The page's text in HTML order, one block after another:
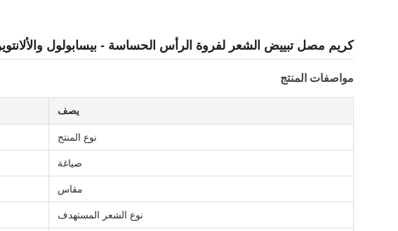
كريم مصل تبييض الشعر لفروة الرأس الحساسة - بيسابولول والألانتوين
مواصفات المنتج
يصف
نوع المنتج
صياغة
مقاس
نوع الشعر المستهدف